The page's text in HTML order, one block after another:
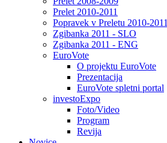
Prelet 2010-2011
Popravek v Preletu 2010-2011
Zgibanka 2011 - SLO
Zgibanka 2011 - ENG
EuroVote
O projektu EuroVote
Prezentacija
EuroVote spletni portal
investoExpo
Foto/Video
Program
Revija